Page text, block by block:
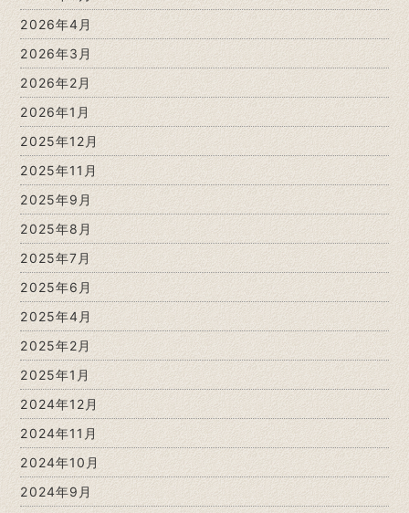
2026年4月
2026年3月
2026年2月
2026年1月
2025年12月
2025年11月
2025年9月
2025年8月
2025年7月
2025年6月
2025年4月
2025年2月
2025年1月
2024年12月
2024年11月
2024年10月
2024年9月